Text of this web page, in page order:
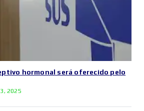
hormonal será oferecido pelo
2025